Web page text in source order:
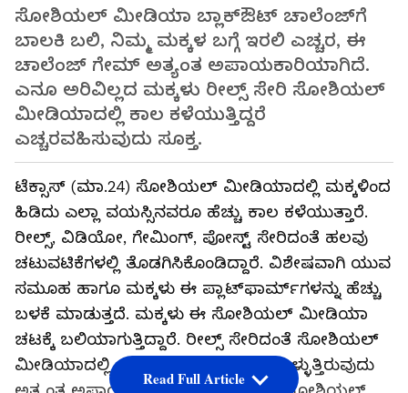
ಸೋಶಿಯಲ್ ಮೀಡಿಯಾ ಬ್ಲಾಕ್ಔಟ್ ಚಾಲೆಂಜ್‌ಗೆ
ಬಾಲಕಿ ಬಲಿ, ನಿಮ್ಮ ಮಕ್ಕಳ ಬಗ್ಗೆ ಇರಲಿ ಎಚ್ಚರ, ಈ
ಚಾಲೆಂಜ್ ಗೇಮ್ ಅತ್ಯಂತ ಅಪಾಯಕಾರಿಯಾಗಿದೆ.
ಎನೂ ಅರಿವಿಲ್ಲದ ಮಕ್ಕಳು ರೀಲ್ಸ್ ಸೇರಿ ಸೋಶಿಯಲ್
ಮೀಡಿಯಾದಲ್ಲಿ ಕಾಲ ಕಳೆಯುತ್ತಿದ್ದರೆ
ಎಚ್ಚರವಹಿಸುವುದು ಸೂಕ್ತ.
ಟೆಕ್ಸಾಸ್ (ಮಾ.24) ಸೋಶಿಯಲ್ ಮೀಡಿಯಾದಲ್ಲಿ ಮಕ್ಕಳಿಂದ
ಹಿಡಿದು ಎಲ್ಲಾ ವಯಸ್ಸಿನವರೂ ಹೆಚ್ಚು ಕಾಲ ಕಳೆಯುತ್ತಾರೆ.
ರೀಲ್ಸ್, ವಿಡಿಯೋ, ಗೇಮಿಂಗ್, ಪೋಸ್ಟ್ ಸೇರಿದಂತೆ ಹಲವು
ಚಟುವಟಿಕೆಗಳಲ್ಲಿ ತೊಡಗಿಸಿಕೊಂಡಿದ್ದಾರೆ. ವಿಶೇಷವಾಗಿ ಯುವ
ಸಮೂಹ ಹಾಗೂ ಮಕ್ಕಳು ಈ ಪ್ಲಾಟ್‌ಫಾರ್ಮ್‌ಗಳನ್ನು ಹೆಚ್ಚು
ಬಳಕೆ ಮಾಡುತ್ತದೆ. ಮಕ್ಕಳು ಈ ಸೋಶಿಯಲ್ ಮೀಡಿಯಾ
ಚಟಕ್ಕೆ ಬಲಿಯಾಗುತ್ತಿದ್ದಾರೆ. ರೀಲ್ಸ್ ಸೇರಿದಂತೆ ಸೋಶಿಯಲ್
ಮೀಡಿಯಾದಲ್ಲಿ ಮಕ್ಕಳು ಹೆಚ್ಚು ತೊಡಗಿಸಿಕೊಳ್ಳುತ್ತಿರುವುದು
Read Full Article